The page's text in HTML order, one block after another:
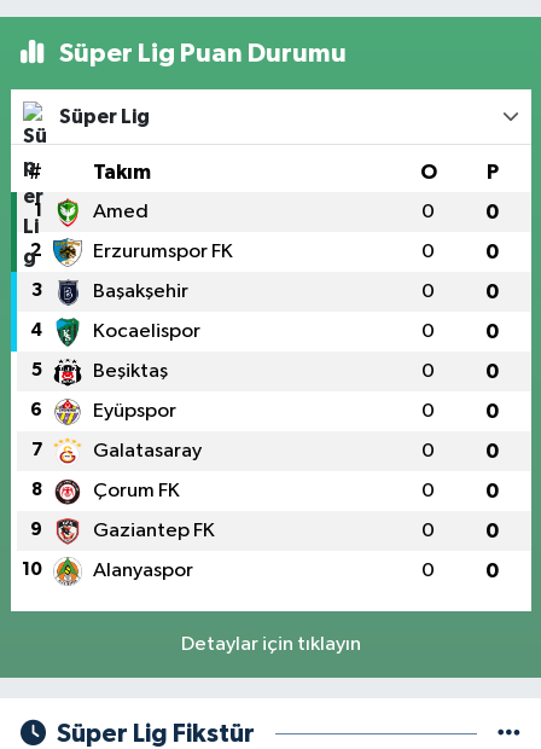
Süper Lig Puan Durumu
Süper Lig
# Takım O P
1 Amed 0 0
2 Erzurumspor FK 0 0
3 Başakşehir 0 0
4 Kocaelispor 0 0
5 Beşiktaş 0 0
6 Eyüpspor 0 0
7 Galatasaray 0 0
8 Çorum FK 0 0
9 Gaziantep FK 0 0
10 Alanyaspor 0 0
Detaylar için tıklayın
Süper Lig Fikstür